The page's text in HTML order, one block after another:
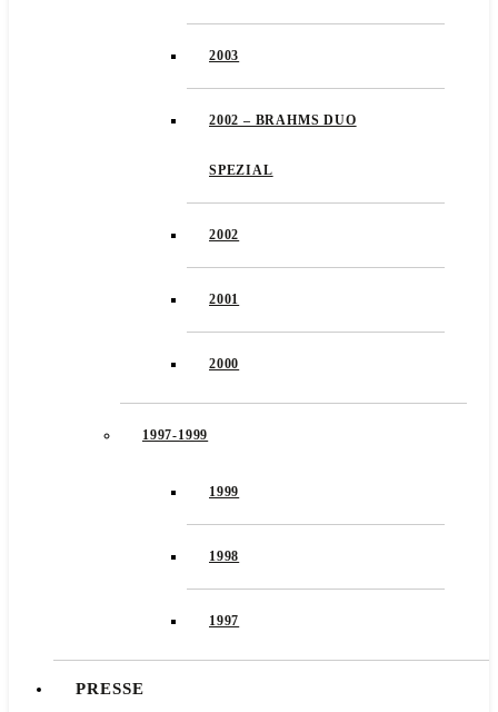
2003
2002 – BRAHMS DUO
SPEZIAL
2002
2001
2000
1997-1999
1999
1998
1997
PRESSE